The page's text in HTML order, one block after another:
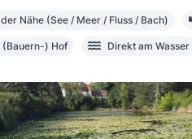
Nähe (See / Meer / Fluss / Bach)
(Bauern-) Hof Direkt am Wasser